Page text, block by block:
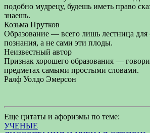
подобно мудрецу, будешь иметь право
знаешь.
Козьма Прутков
Образование — всего лишь лестница для
познания, а не сами эти плоды.
Неизвестный автор
Признак хорошего образования —
предметах самыми простыми словами.
Ралф Уолдо Эмерсон
Еще цитаты и афоризмы по теме:
УЧЕНЫЕ